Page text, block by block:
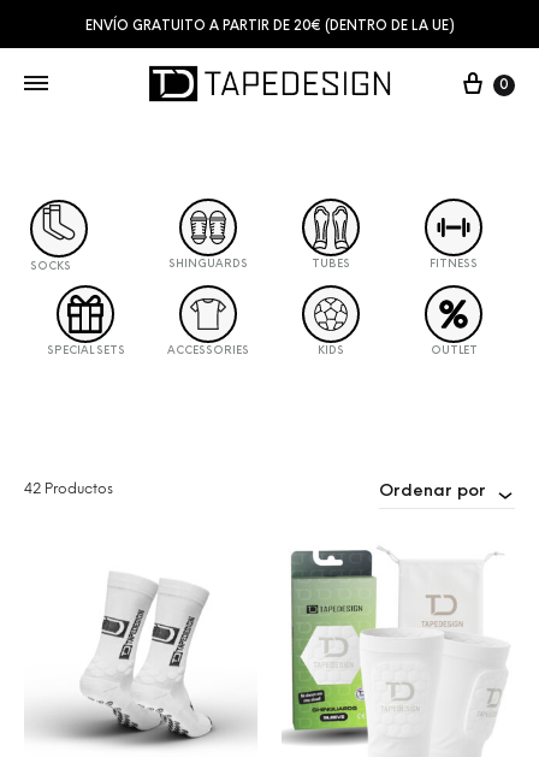
ENVÍO GRATUITO A PARTIR DE 20€ (DENTRO DE LA UE)
0
42 Productos Ordenar por
SOCKS SHINGUARDS TUBES FITNESS
SPECIAL SETS ACCESSORIES KIDS OUTLET